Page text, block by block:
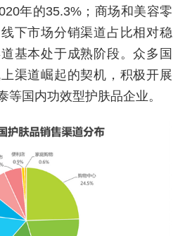
年的35.3%；商场和美容零
下市场分销渠道占比相对稳
基本处于成熟阶段。众多国
渠道崛起的契机，积极开展
等国内功效型护肤品企业。